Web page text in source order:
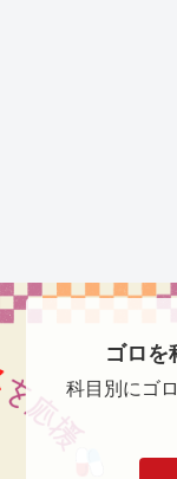
ゴロを
科目別にゴ